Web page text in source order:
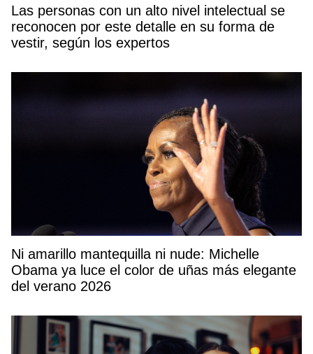
Las personas con un alto nivel intelectual se
reconocen por este detalle en su forma de
vestir, según los expertos
Ni amarillo mantequilla ni nude: Michelle
Obama ya luce el color de uñas más elegante
del verano 2026